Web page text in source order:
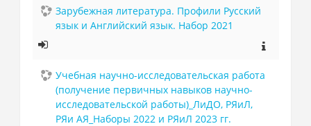
Зарубежная литература. Профили Русский
язык и Английский язык. Набор 2021
Учебная научно-исследовательская работа
(получение первичных навыков научно-
исследовательской работы)_ЛиДО, РЯиЛ,
РЯи АЯ_Наборы 2022 и РЯиЛ 2023 гг.